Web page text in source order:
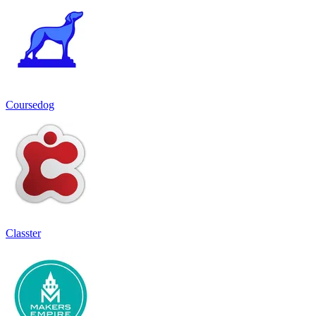
Coursedog
Classter